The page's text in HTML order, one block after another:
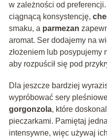
w zależności od preferencji.
ciągnącą konsystencję,
smaku, a parmezan
aromat. Ser dodajemy na
złożeniem lub posypujemy
aby rozpuścił się pod
Dla jeszcze bardziej
wypróbować sery
gorgonzola, które
pieczarkami. Pamiętaj
intensywne, więc używaj